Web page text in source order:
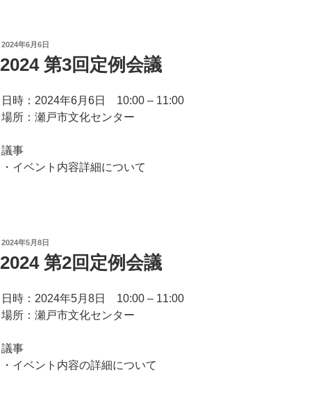
投
日:
2024年6月6日
2024 第3回定例会議
日時：2024年6月6日 10:00 – 11:00
場所：瀬戸市文化センター
議事
・イベント内容詳細について
投
日:
2024年5月8日
2024 第2回定例会議
日時：2024年5月8日 10:00 – 11:00
場所：瀬戸市文化センター
議事
・イベント内容の詳細について